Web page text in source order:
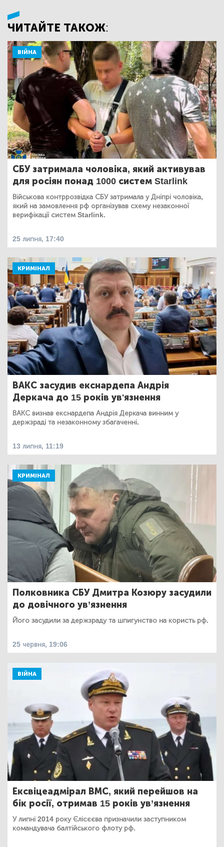
ЧИТАЙТЕ ТАКОЖ:
ВІЙНА
СБУ затримала чоловіка, який активував
для росіян понад 1000 систем Starlink
Військова контррозвідка СБУ затримала у Дніпрі чоловіка,
який на замовлення рф організував схему незаконної
верифікації систем Starlink.
25 липня, 17:40
КРИМІНАЛ
ВАКС засудив екснардепа Андрія
Деркача до 15 років ув'язнення
ВАКС визнав екснардепа Андрія Деркача винним у
держзраді та незаконному збагаченні.
13 липня, 11:19
КРИМІНАЛ
Полковника СБУ Дмитра Козюру засудили
до довічного ув’язнення
Його засудили за держзраду та шпигунство на користь рф.
25 червня, 19:06
ВІЙНА
Ексвіцеадмірал ВМС, який перейшов на
бік росії, отримав 15 років ув’язнення
У липні 2014 року Єлісєєва призначили заступником
командувача балтійського флоту рф.